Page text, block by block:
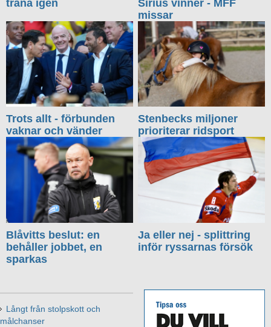
träna igen
Sirius vinner - MFF
missar
Trots allt - förbunden
vaknar och vänder
Stenbecks miljoner
prioriterar ridsport
Blåvitts beslut: en
behåller jobbet, en
sparkas
Ja eller nej - splittring
inför ryssarnas försök
Långt från stolpskott och
målchanser